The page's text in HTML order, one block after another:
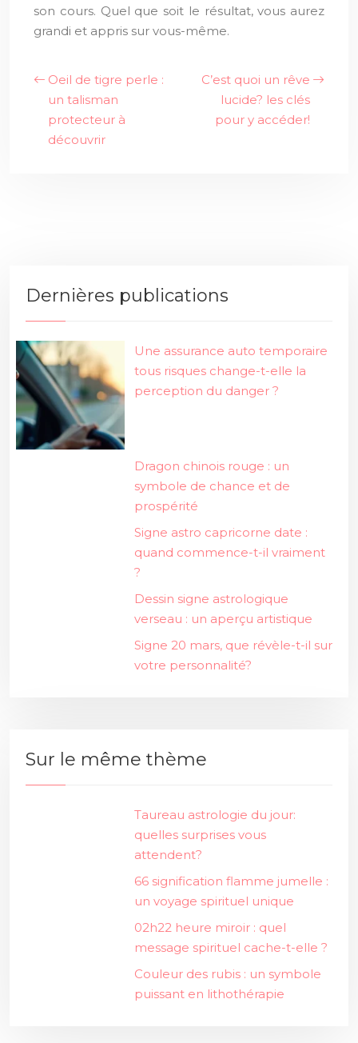
son cours. Quel que soit le résultat, vous aurez
grandi et appris sur vous-même.
Oeil de tigre perle :
un talisman
protecteur à
découvrir
C’est quoi un rêve
lucide? les clés
pour y accéder!
Dernières publications
Une assurance auto temporaire
tous risques change-t-elle la
perception du danger ?
Dragon chinois rouge : un
symbole de chance et de
prospérité
Signe astro capricorne date :
quand commence-t-il vraiment
?
Dessin signe astrologique
verseau : un aperçu artistique
Signe 20 mars, que révèle-t-il sur
votre personnalité?
Sur le même thème
Taureau astrologie du jour:
quelles surprises vous
attendent?
66 signification flamme jumelle :
un voyage spirituel unique
02h22 heure miroir : quel
message spirituel cache-t-elle ?
Couleur des rubis : un symbole
puissant en lithothérapie